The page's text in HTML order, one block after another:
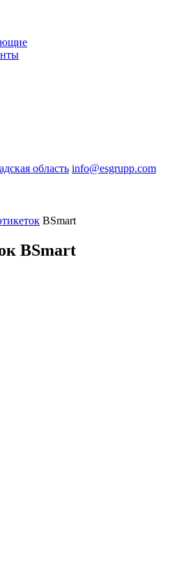
область info@esgrupp.com
BSmart
BSmart